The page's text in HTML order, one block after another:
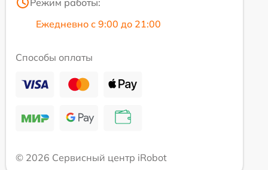
Режим работы:
Ежедневно с 9:00 до 21:00
Способы оплаты
© 2026 Сервисный центр iRobot